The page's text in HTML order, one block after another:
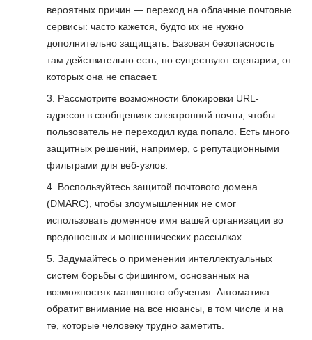
вероятных причин — переход на облачные почтовые
сервисы: часто кажется, будто их не нужно
дополнительно защищать. Базовая безопасность
там действительно есть, но существуют сценарии, от
которых она не спасает.
Рассмотрите возможности блокировки URL-
адресов в сообщениях электронной почты, чтобы
пользователь не переходил куда попало. Есть много
защитных решений, например, с репутационными
фильтрами для веб-узлов.
Воспользуйтесь защитой почтового домена
(DMARC), чтобы злоумышленник не смог
использовать доменное имя вашей организации во
вредоносных и мошеннических рассылках.
Задумайтесь о применении интеллектуальных
систем борьбы с фишингом, основанных на
возможностях машинного обучения. Автоматика
обратит внимание на все нюансы, в том числе и на
те, которые человеку трудно заметить.